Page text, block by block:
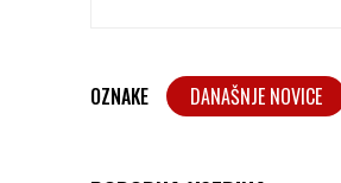
OZNAKE DANAŠNJE NOVICE